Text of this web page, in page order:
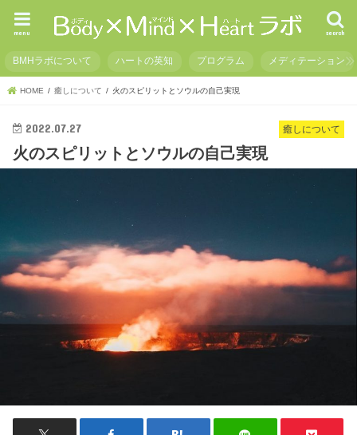
search
menu
BMHラボについて ハートの英知 プログラム メディテーション
HOME 癒しについて 火のスピリットとソウルの自己実現
癒しについて
2022.07.27
火のスピリットとソウルの自己実現